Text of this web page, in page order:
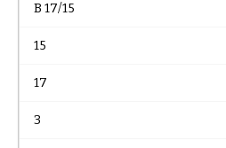
B 17/15
15
17
3